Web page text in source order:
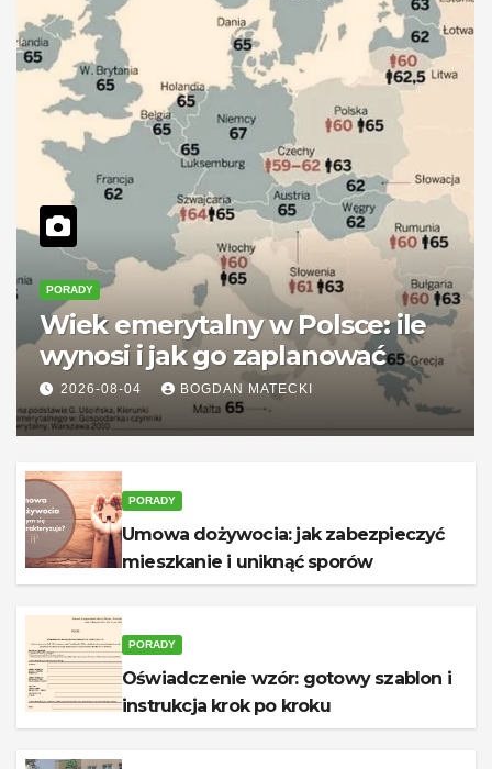
PORADY
Wiek emerytalny w Polsce: ile
wynosi i jak go zaplanować
2026-08-04 BOGDAN MATECKI
PORADY
Umowa dożywocia: jak zabezpieczyć
mieszkanie i uniknąć sporów
PORADY
Oświadczenie wzór: gotowy szablon i
instrukcja krok po kroku